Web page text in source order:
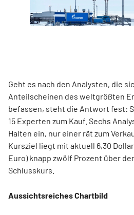
Geht es nach den Analysten, die
Anteilscheinen des weltgrößten
befassen, steht die Antwort fest:
15 Experten zum Kauf. Sechs
Halten ein, nur einer rät zum
Kursziel liegt mit aktuell 6,30
Euro) knapp zwölf Prozent über
Schlusskurs.
Aussichtsreiches Chartbild